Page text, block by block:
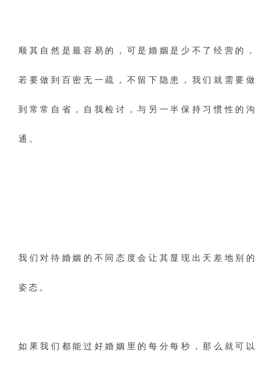
顺其自然是最容易的，可是婚姻是少不了经营的，
若要做到百密无一疏，不留下隐患，我们就需要做
到常常自省，自我检讨，与另一半保持习惯性的沟
通。
我们对待婚姻的不同态度会让其显现出天差地别的
姿态。
如果我们都能过好婚姻里的每分每秒，那么就可以